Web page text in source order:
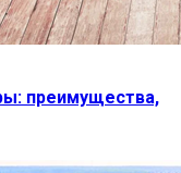
преимущества,